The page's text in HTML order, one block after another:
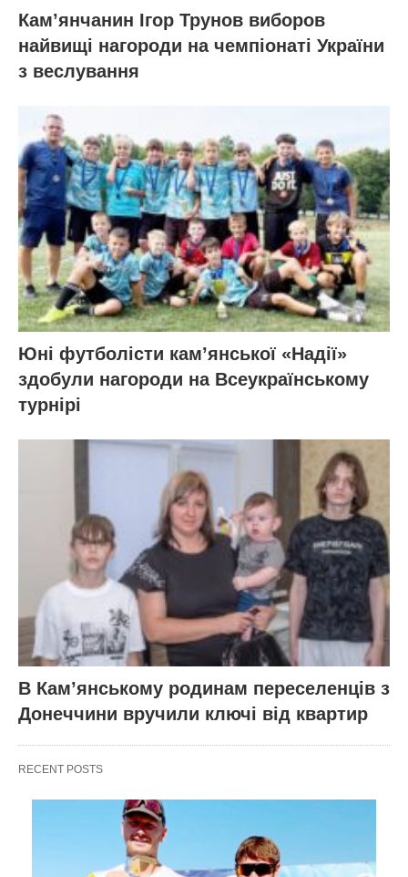
Кам’янчанин Ігор Трунов виборов
найвищі нагороди на чемпіонаті України
з веслування
Юні футболісти кам’янської «Надії»
здобули нагороди на Всеукраїнському
турнірі
В Кам’янському родинам переселенців з
Донеччини вручили ключі від квартир
RECENT POSTS